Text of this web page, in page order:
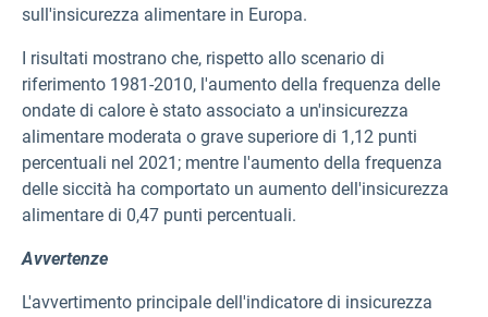
sull'insicurezza alimentare in Europa.
I risultati mostrano che, rispetto allo scenario di
riferimento 1981-2010, l'aumento della frequenza delle
ondate di calore è stato associato a un'insicurezza
alimentare moderata o grave superiore di 1,12 punti
percentuali nel 2021; mentre l'aumento della frequenza
delle siccità ha comportato un aumento dell'insicurezza
alimentare di 0,47 punti percentuali.
Avvertenze
L'avvertimento principale dell'indicatore di insicurezza